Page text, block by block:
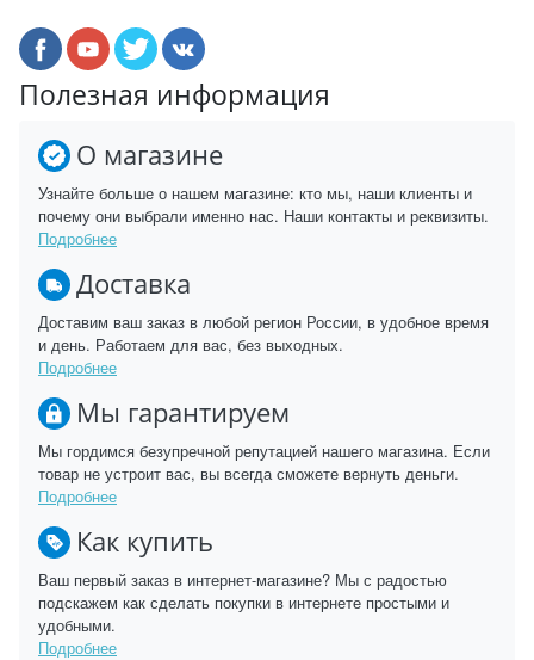
Полезная информация
О магазине
Узнайте больше о нашем магазине: кто мы, наши клиенты и
почему они выбрали именно нас. Наши контакты и реквизиты.
Подробнее
Доставка
Доставим ваш заказ в любой регион России, в удобное время
и день. Работаем для вас, без выходных.
Подробнее
Мы гарантируем
Мы гордимся безупречной репутацией нашего магазина. Если
товар не устроит вас, вы всегда сможете вернуть деньги.
Подробнее
Как купить
Ваш первый заказ в интернет-магазине? Мы с радостью
подскажем как сделать покупки в интернете простыми и
удобными.
Подробнее